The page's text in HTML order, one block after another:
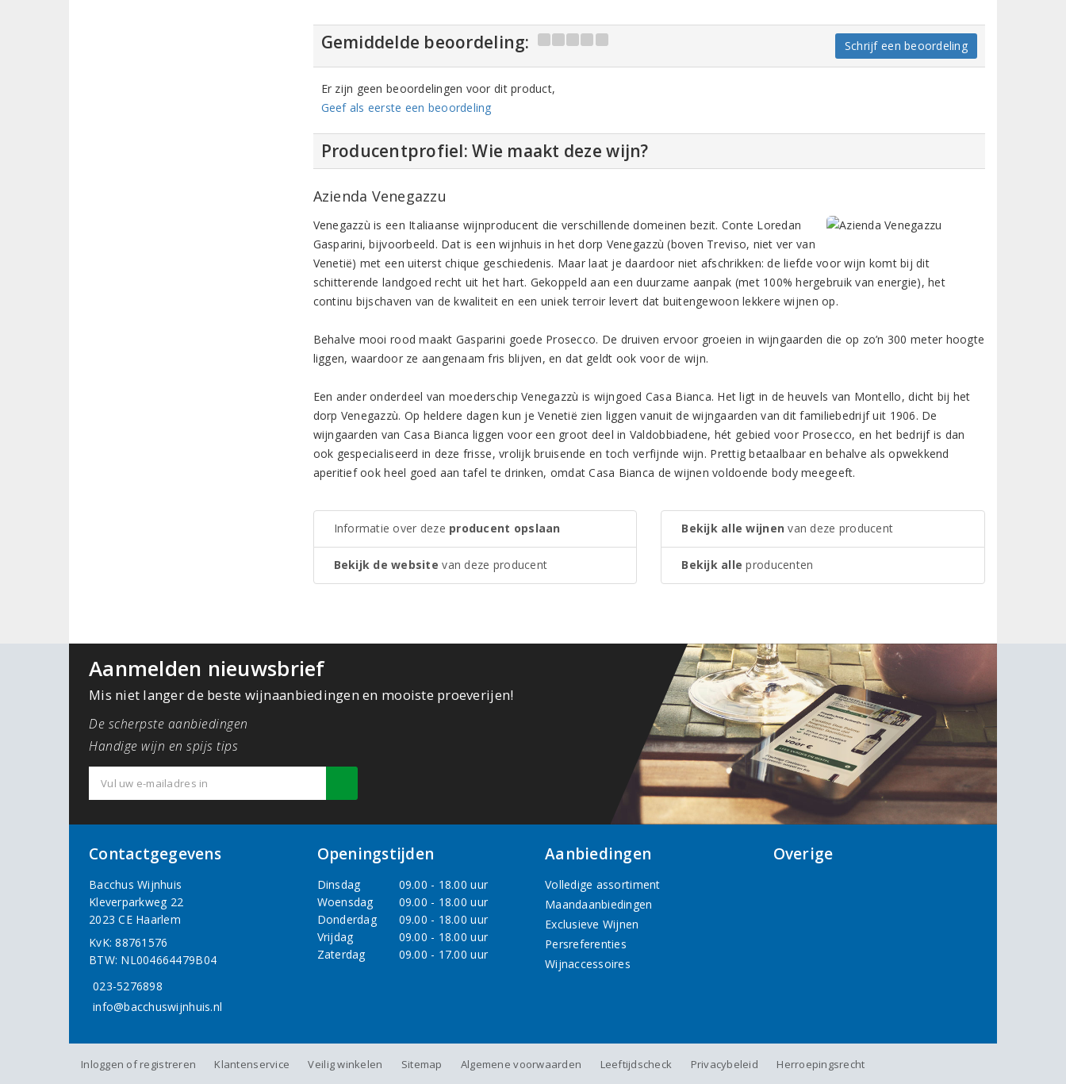
Gemiddelde beoordeling: Schrijf een beoordeling
Er zijn geen beoordelingen voor dit product,
Geef als eerste een beoordeling
Producentprofiel: Wie maakt deze wijn?
Azienda Venegazzu
Venegazzù is een Italiaanse wijnproducent die verschillende domeinen bezit. Conte Loredan
Gasparini, bijvoorbeeld. Dat is een wijnhuis in het dorp Venegazzù (boven Treviso, niet ver van
Venetië) met een uiterst chique geschiedenis. Maar laat je daardoor niet afschrikken: de liefde voor wijn komt bij dit
schitterende landgoed recht uit het hart. Gekoppeld aan een duurzame aanpak (met 100% hergebruik van energie), het
continu bijschaven van de kwaliteit en een uniek terroir levert dat buitengewoon lekkere wijnen op.
Behalve mooi rood maakt Gasparini goede Prosecco. De druiven ervoor groeien in wijngaarden die op zo’n 300 meter hoogte
liggen, waardoor ze aangenaam fris blijven, en dat geldt ook voor de wijn.
Een ander onderdeel van moederschip Venegazzù is wijngoed Casa Bianca. Het ligt in de heuvels van Montello, dicht bij het
dorp Venegazzù. Op heldere dagen kun je Venetië zien liggen vanuit de wijngaarden van dit familiebedrijf uit 1906. De
wijngaarden van Casa Bianca liggen voor een groot deel in Valdobbiadene, hét gebied voor Prosecco, en het bedrijf is dan
ook gespecialiseerd in deze frisse, vrolijk bruisende en toch verfijnde wijn. Prettig betaalbaar en behalve als opwekkend
aperitief ook heel goed aan tafel te drinken, omdat Casa Bianca de wijnen voldoende body meegeeft.
Informatie over deze producent opslaan
Bekijk de website van deze producent
Bekijk alle wijnen van deze producent
Bekijk alle producenten
Aanmelden nieuwsbrief
Mis niet langer de beste wijnaanbiedingen en mooiste proeverijen!
De scherpste aanbiedingen
Handige wijn en spijs tips
Contactgegevens
Bacchus Wijnhuis
Kleverparkweg 22
2023 CE Haarlem
KvK: 88761576
BTW: NL004664479B04
023-5276898
info@bacchuswijnhuis.nl
Openingstijden
Dinsdag
09.00 - 18.00 uur
Woensdag
09.00 - 18.00 uur
Donderdag
09.00 - 18.00 uur
Vrijdag
09.00 - 18.00 uur
Zaterdag
09.00 - 17.00 uur
Aanbiedingen
Volledige assortiment
Maandaanbiedingen
Exclusieve Wijnen
Persreferenties
Wijnaccessoires
Overige
Inloggen of registreren Klantenservice Veilig winkelen Sitemap Algemene voorwaarden Leeftijdscheck Privacybeleid Herroepingsrecht